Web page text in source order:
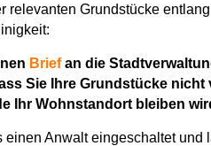
relevanten Grundstücke
Briefan die
Sie Ihre Grundstücke nicht
Ihr Wohnstandort bleiben
einen Anwalt eingeschaltet und